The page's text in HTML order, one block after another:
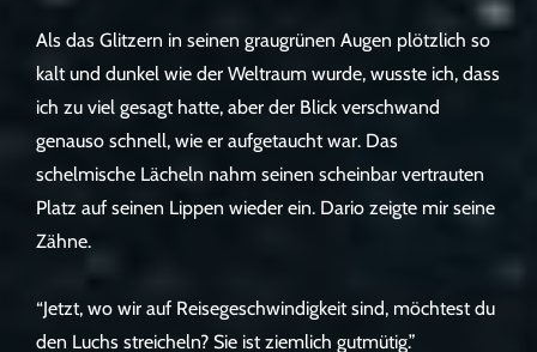
Als das Glitzern in seinen graugrünen Augen plötzlich so
kalt und dunkel wie der Weltraum wurde, wusste ich, dass
ich zu viel gesagt hatte, aber der Blick verschwand
genauso schnell, wie er aufgetaucht war. Das
schelmische Lächeln nahm seinen scheinbar vertrauten
Platz auf seinen Lippen wieder ein. Dario zeigte mir seine
Zähne.
“Jetzt, wo wir auf Reisegeschwindigkeit sind, möchtest du
den Luchs streicheln? Sie ist ziemlich gutmütig.”